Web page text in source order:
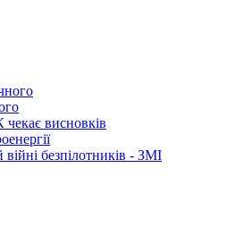
висновків
війні безпілотників - ЗМІ